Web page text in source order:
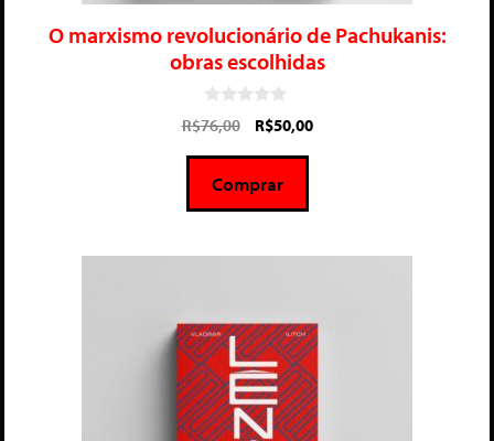
O marxismo revolucionário de Pachukanis:
obras escolhidas
0
d
5
R$76,00 R$50,00
Comprar